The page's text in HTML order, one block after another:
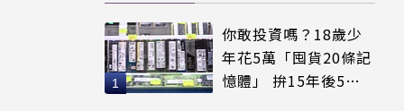
你敢投資嗎？18歲少
年花5萬「囤貨20條記
憶體」 拚15年後5倍